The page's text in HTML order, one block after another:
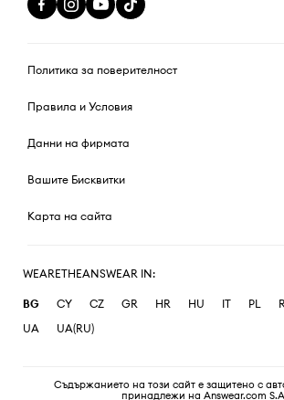
Политика за поверителност
Правила и Условия
Данни на фирмата
Вашите Бисквитки
Карта на сайта
WEARETHEANSWEAR IN:
BG CY CZ GR HR HU IT PL
UA
UA(RU)
Съдържанието на този сайт е защитено с
принадлежи на Answear.com